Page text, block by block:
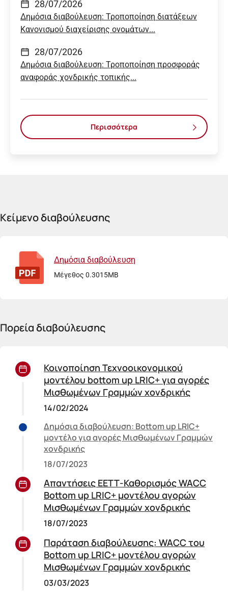
28/07/2026
Δημόσια διαβούλευση: Τροποποίηση διατάξεων
Κανονισμού διαχείρισης ονομάτων...
28/07/2026
Δημόσια διαβούλευση: Τροποποίηση προσφοράς
αναφοράς χονδρικής τοπικής...
Περισσότερα
Κείμενο διαβούλευσης
Δημόσια διαβούλευση
Μέγεθος 0.3015MB
Πορεία διαβούλευσης
Κοινοποίηση Τεχνοοικονομικού
μοντέλου bottom up LRIC+ για αγορές
Μισθωμένων Γραμμών χονδρικής
14/02/2024
Δημόσια διαβούλευση: Bottom up LRIC+
μοντέλο για αγορές Μισθωμένων Γραμμών
χονδρικής
18/07/2023
Απαντήσεις ΕΕΤΤ-Καθορισμός WACC
Bottom up LRIC+ μοντέλου αγορών
Μισθωμένων Γραμμών χονδρικής
18/07/2023
Παράταση διαβούλευσης: WACC του
Bottom up LRIC+ μοντέλου αγορών
Μισθωμένων Γραμμών χονδρικής
03/03/2023